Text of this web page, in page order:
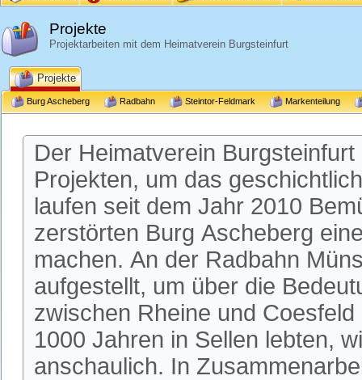
Projekte
Projektarbeiten mit dem Heimatverein Burgsteinfurt
Projekte
Burg Ascheberg Radbahn Steintor-Feldmark Markenteilung
Der Heimatverein
Projekten, um das
laufen seit dem Jahr 2010
zerstörten Burg Ascheberg
machen. An der Radbahn
aufgestellt, um über die
zwischen Rheine und
1000 Jahren in Sellen lebten,
anschaulich. In